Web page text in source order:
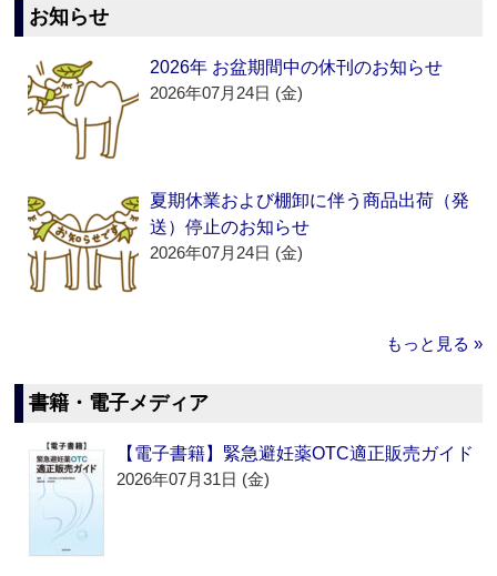
お知らせ
2026年 お盆期間中の休刊のお知らせ
2026年07月24日 (金)
夏期休業および棚卸に伴う商品出荷（発
送）停止のお知らせ
2026年07月24日 (金)
もっと見る »
書籍・電子メディア
【電子書籍】緊急避妊薬OTC適正販売ガイド
2026年07月31日 (金)